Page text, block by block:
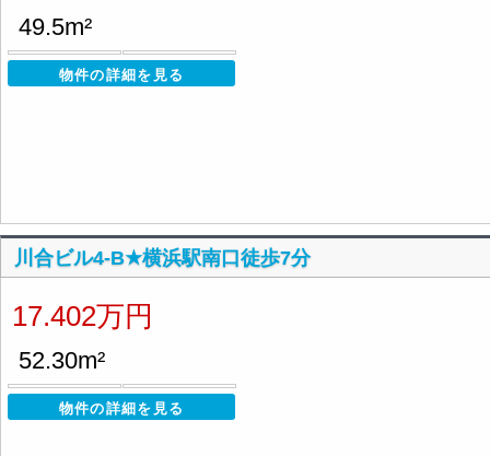
49.5m²
物件の詳細を見る
川合ビル4-B★横浜駅南口徒歩7分
17.402万円
52.30m²
物件の詳細を見る